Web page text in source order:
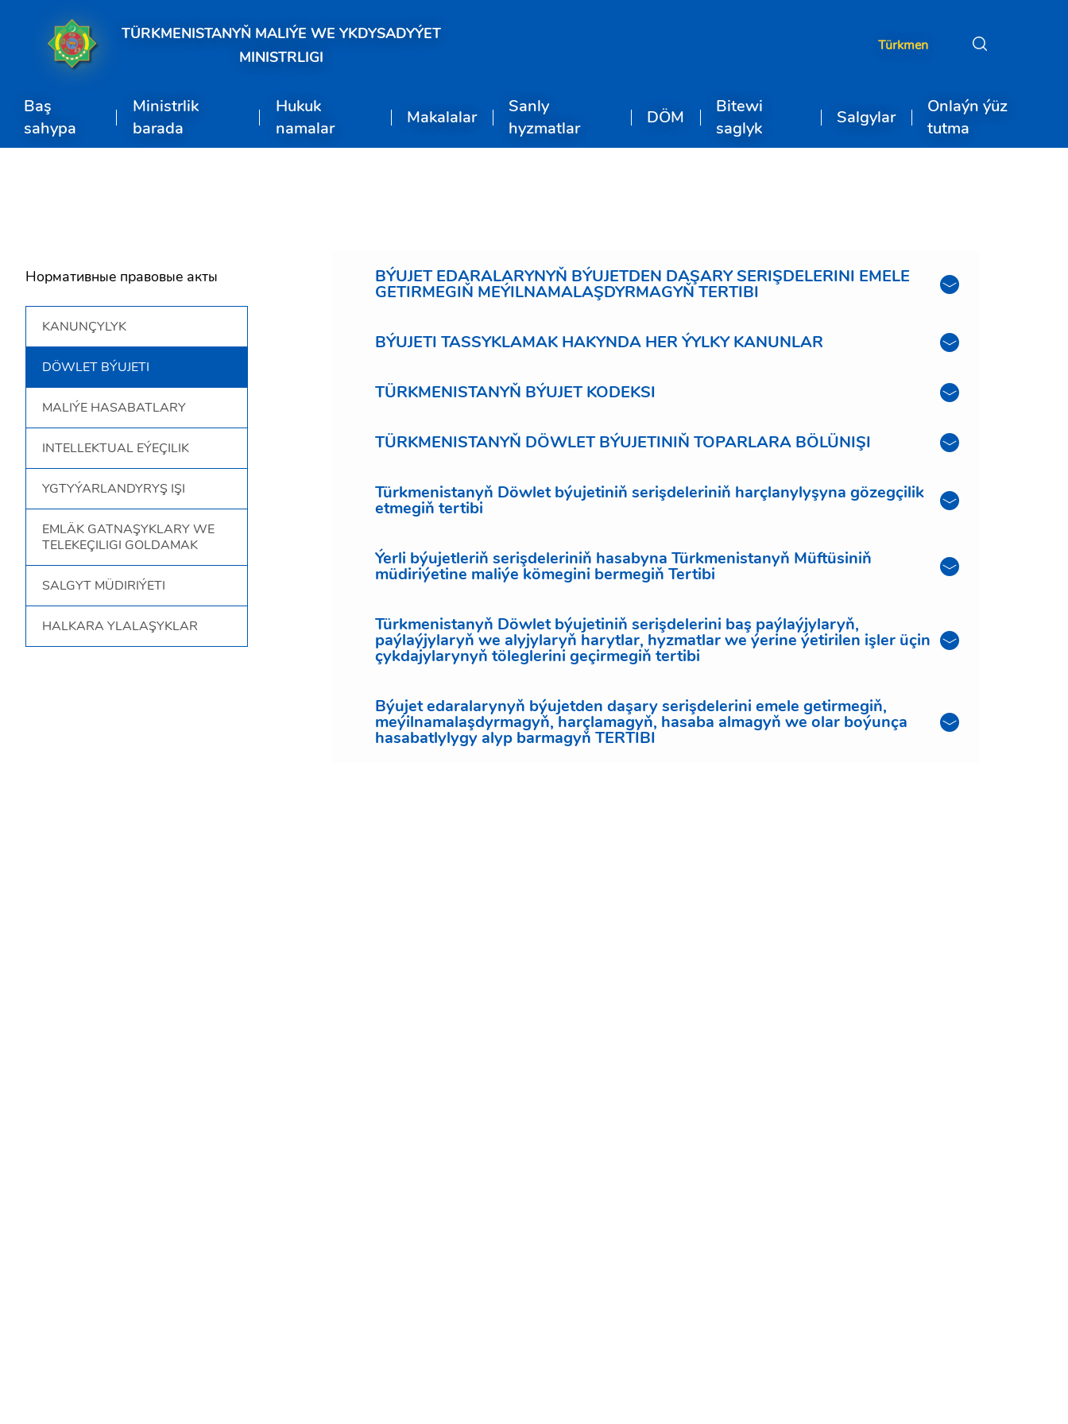
TÜRKMENISTANYŇ MALIÝE WE YKDYSADYÝET
MINISTRLIGI
Türkmen
Baş
sahypa
Ministrlik
barada
Hukuk
namalar
Makalalar
Sanly
hyzmatlar
DÖM
Bitewi
saglyk
Salgylar
Onlaýn ýüz
tutma
Нормативные правовые акты
KANUNÇYLYK
DÖWLET BÝUJETI
MALIÝE HASABATLARY
INTELLEKTUAL EÝEÇILIK
YGTYÝARLANDYRYŞ IŞI
EMLÄK GATNAŞYKLARY WE
TELEKEÇILIGI GOLDAMAK
SALGYT MÜDIRIÝETI
HALKARA YLALAŞYKLAR
BÝUJET EDARALARYNYŇ BÝUJETDEN DAŞARY SERIŞDELERINI EMELE
GETIRMEGIŇ MEÝILNAMALAŞDYRMAGYŇ TERTIBI
BÝUJETI TASSYKLAMAK HAKYNDA HER ÝYLKY KANUNLAR
TÜRKMENISTANYŇ BÝUJET KODEKSI
TÜRKMENISTANYŇ DÖWLET BÝUJETINIŇ TOPARLARA BÖLÜNIŞI
Türkmenistanyň Döwlet býujetiniň serişdeleriniň harçlanylyşyna gözegçilik
etmegiň tertibi
Ýerli býujetleriň serişdeleriniň hasabyna Türkmenistanyň Müftüsiniň
müdiriýetine maliýe kömegini bermegiň Tertibi
Türkmenistanyň Döwlet býujetiniň serişdelerini baş paýlaýjylaryň,
paýlaýjylaryň we alyjylaryň harytlar, hyzmatlar we ýerine ýetirilen işler üçin
çykdajylarynyň töleglerini geçirmegiň tertibi
Býujet edaralarynyň býujetden daşary serişdelerini emele getirmegiň,
meýilnamalaşdyrmagyň, harçlamagyň, hasaba almagyň we olar boýunça
hasabatlylygy alyp barmagyň TERTIBI